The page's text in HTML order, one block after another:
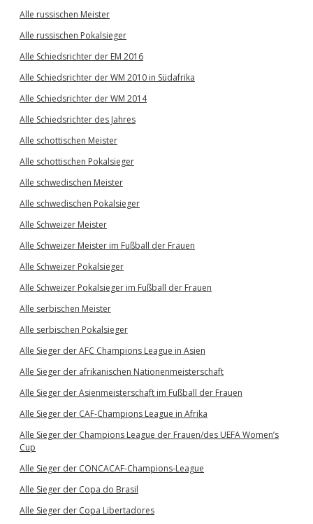
Alle russischen Meister
Alle russischen Pokalsieger
Alle Schiedsrichter der EM 2016
Alle Schiedsrichter der WM 2010 in Südafrika
Alle Schiedsrichter der WM 2014
Alle Schiedsrichter des Jahres
Alle schottischen Meister
Alle schottischen Pokalsieger
Alle schwedischen Meister
Alle schwedischen Pokalsieger
Alle Schweizer Meister
Alle Schweizer Meister im Fußball der Frauen
Alle Schweizer Pokalsieger
Alle Schweizer Pokalsieger im Fußball der Frauen
Alle serbischen Meister
Alle serbischen Pokalsieger
Alle Sieger der AFC Champions League in Asien
Alle Sieger der afrikanischen Nationenmeisterschaft
Alle Sieger der Asienmeisterschaft im Fußball der Frauen
Alle Sieger der CAF-Champions League in Afrika
Alle Sieger der Champions League der Frauen/des UEFA Women’s
Cup
Alle Sieger der CONCACAF-Champions-League
Alle Sieger der Copa do Brasil
Alle Sieger der Copa Libertadores